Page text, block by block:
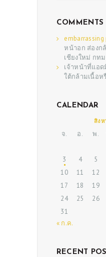
ABOUT US
PATIENT REVIEWS
CONSULT &
COMMENTS
embarrassing
หน้าอก ส่องก
เชียงใหม่ กท
เจ้าหน้าที่แอ
ใต้กล้ามเนื้อห
CALENDAR
สิงห
จ. อ. พ.
3
4 5
10
11 12
17
18 19
24
25 26
31
« ก.ค.
RECENT